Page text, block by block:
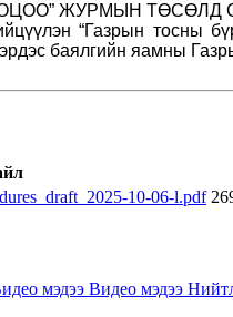
ЖУРМЫН ТӨСӨЛД
“Газрын тосны
баялгийн яамны
10-06-l.pdf
мэдээ Видео мэдээ